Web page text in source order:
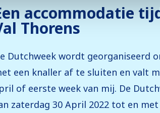
accommodatie
Thorens
Dutchweek wordt georganiseerd
een knaller af te sluiten en valt
of eerste week van mij. De
zaterdag 30 April 2022 tot en